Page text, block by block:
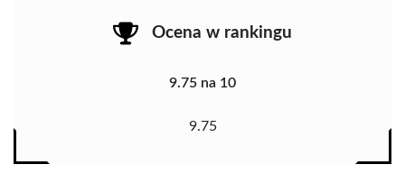
Ocena w rankingu
9.75 na 10
9.75